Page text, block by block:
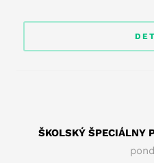
ŠKOLSKÝ ŠPECIÁLNY